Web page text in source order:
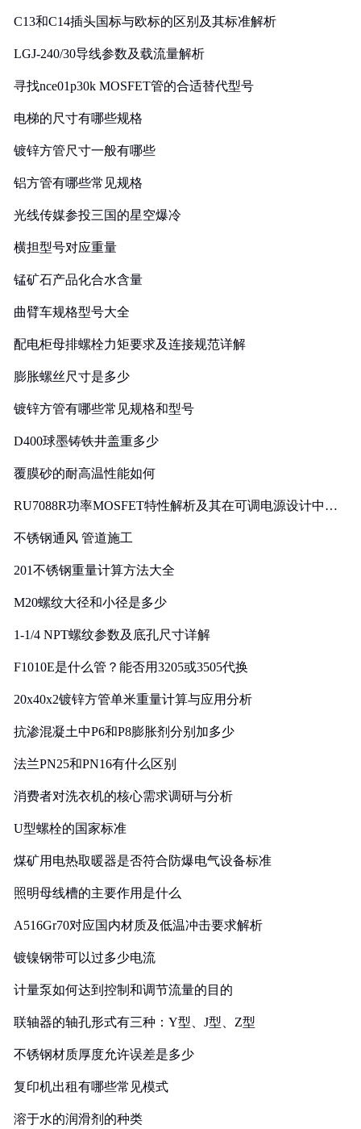
C13和C14插头国标与欧标的区别及其标准解析
LGJ-240/30导线参数及载流量解析
寻找nce01p30k MOSFET管的合适替代型号
电梯的尺寸有哪些规格
镀锌方管尺寸一般有哪些
铝方管有哪些常见规格
光线传媒参投三国的星空爆冷
横担型号对应重量
锰矿石产品化合水含量
曲臂车规格型号大全
配电柜母排螺栓力矩要求及连接规范详解
膨胀螺丝尺寸是多少
镀锌方管有哪些常见规格和型号
D400球墨铸铁井盖重多少
覆膜砂的耐高温性能如何
RU7088R功率MOSFET特性解析及其在可调电源设计中的
不锈钢通风 管道施工
201不锈钢重量计算方法大全
M20螺纹大径和小径是多少
1-1/4 NPT螺纹参数及底孔尺寸详解
F1010E是什么管？能否用3205或3505代换
20x40x2镀锌方管单米重量计算与应用分析
抗渗混凝土中P6和P8膨胀剂分别加多少
法兰PN25和PN16有什么区别
消费者对洗衣机的核心需求调研与分析
U型螺栓的国家标准
煤矿用电热取暖器是否符合防爆电气设备标准
照明母线槽的主要作用是什么
A516Gr70对应国内材质及低温冲击要求解析
镀镍钢带可以过多少电流
计量泵如何达到控制和调节流量的目的
联轴器的轴孔形式有三种：Y型、J型、Z型
不锈钢材质厚度允许误差是多少
复印机出租有哪些常见模式
溶于水的润滑剂的种类